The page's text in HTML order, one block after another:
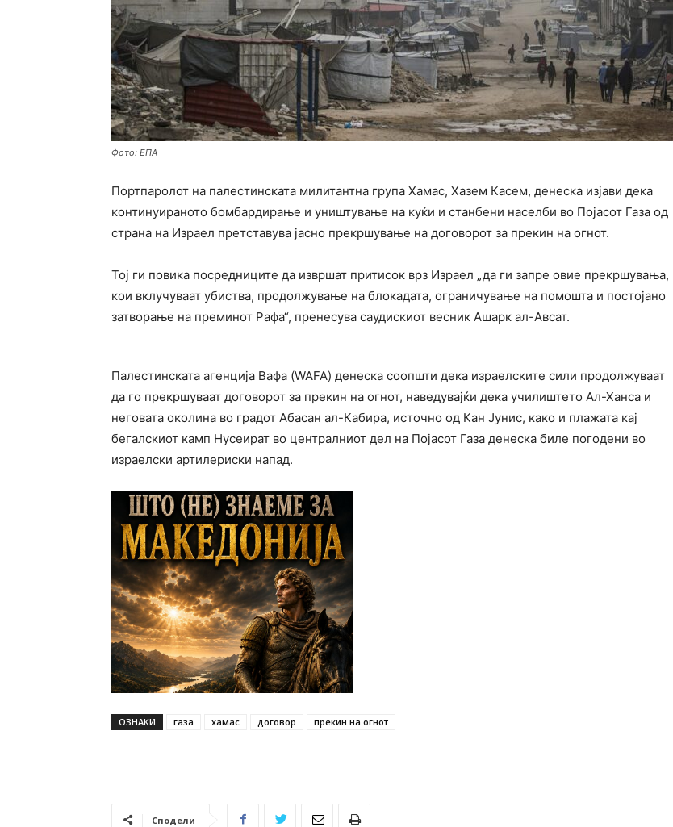
Фото: ЕПА
Портпаролот на палестинската милитантна група Хамас, Хазем Касем, денеска изјави дека
континуираното бомбардирање и уништување на куќи и станбени населби во Појасот Газа од
страна на Израел претставува јасно прекршување на договорот за прекин на огнот.
Тој ги повика посредниците да извршат притисок врз Израел „да ги запре овие прекршувања,
кои вклучуваат убиства, продолжување на блокадата, ограничување на помошта и постојано
затворање на преминот Рафа“, пренесува саудискиот весник Ашарк ал-Авсат.
Палестинската агенција Вафа (WAFA) денеска соопшти дека израелските сили продолжуваат
да го прекршуваат договорот за прекин на огнот, наведувајќи дека училиштето Ал-Ханса и
неговата околина во градот Абасан ал-Кабира, источно од Кан Јунис, како и плажата кај
бегалскиот камп Нусеират во централниот дел на Појасот Газа денеска биле погодени во
израелски артилериски напад.
ОЗНАКИ газа хамас договор прекин на огнот
Сподели